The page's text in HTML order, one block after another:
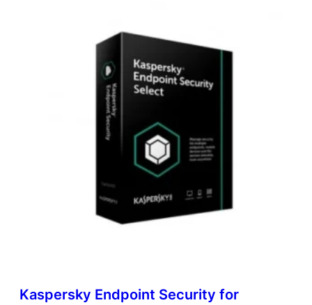
Kaspersky Endpoint Security for